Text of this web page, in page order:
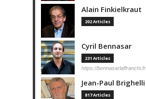
Alain Finkielkraut
202 Articles
Cyril Bennasar
231 Articles
https://bennasarlaffranchi.fr
Jean-Paul Brighelli
817 Articles